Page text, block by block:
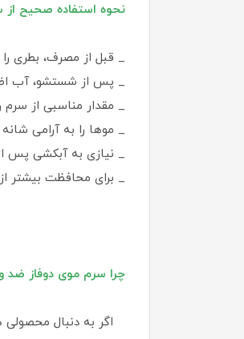
نحوه استفاده صحیح از
_ قبل از مصرف، بطری
_ پس از شستشو، آب
_ مقدار مناسبی از
_ موها را به آرامی
_ نیازی به آبکشی پس
_ برای محافظت بیشتر
چرا سرم موی دوفاز ضد
اگر به دنبال محصولی